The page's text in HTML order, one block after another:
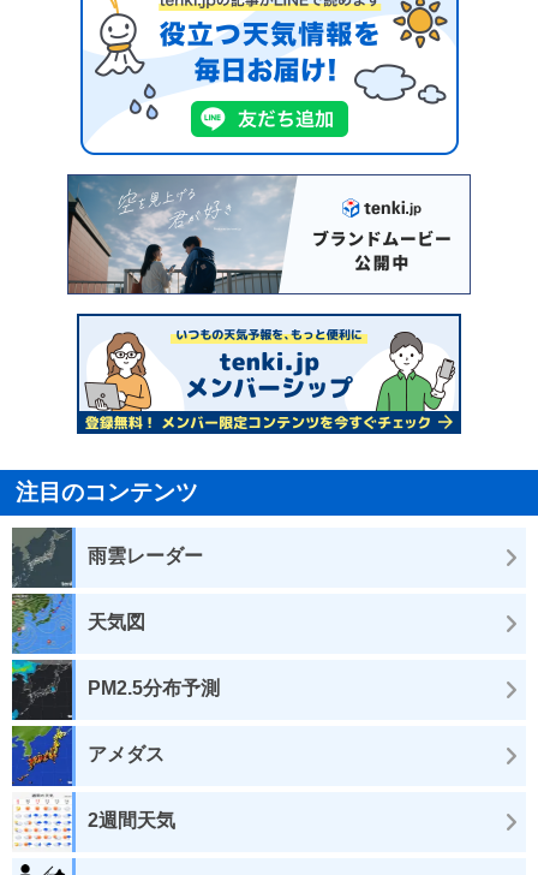
注目のコンテンツ
雨雲レーダー
天気図
PM2.5分布予測
アメダス
2週間天気